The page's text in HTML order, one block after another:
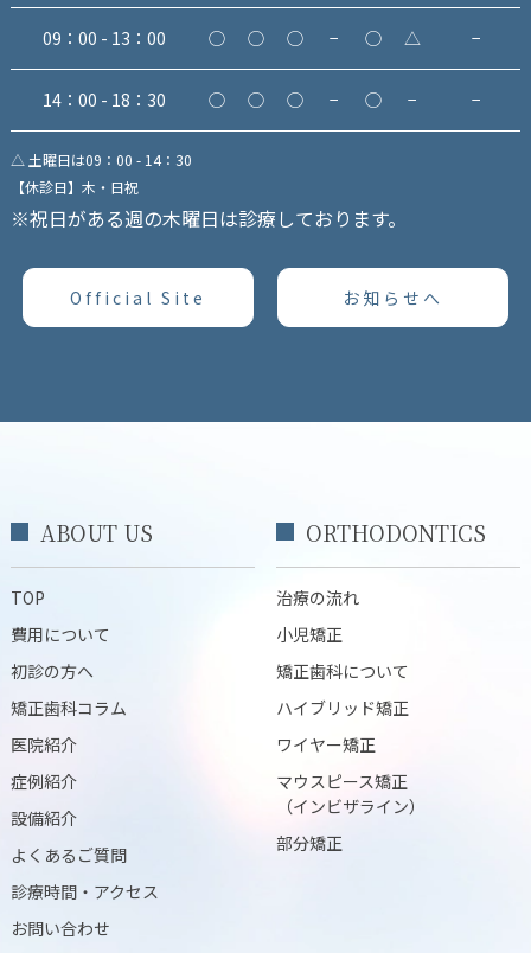
09：00 - 13：00 ◯ ◯ ◯ − ◯ △ −
14：00 - 18：30 ◯ ◯ ◯ − ◯ − −
△ 土曜日は09：00 - 14：30
【休診日】木・日祝
※祝日がある週の木曜日は診療しております。
Official Site お知らせへ
ABOUT US
TOP
費用について
初診の方へ
矯正歯科コラム
医院紹介
症例紹介
設備紹介
よくあるご質問
診療時間・アクセス
お問い合わせ
ORTHODONTICS
治療の流れ
小児矯正
矯正歯科について
ハイブリッド矯正
ワイヤー矯正
マウスピース矯正
（インビザライン）
部分矯正